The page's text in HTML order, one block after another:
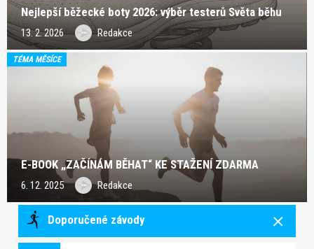
Nejlepší běžecké boty 2026: výběr testerů Světa běhu
13. 2. 2026 Redakce
TÉMA MĚSÍCE
E-BOOK „ZAČÍNÁM BĚHAT“ KE STAŽENÍ ZDARMA
6. 12. 2025 Redakce
Doporučené závody